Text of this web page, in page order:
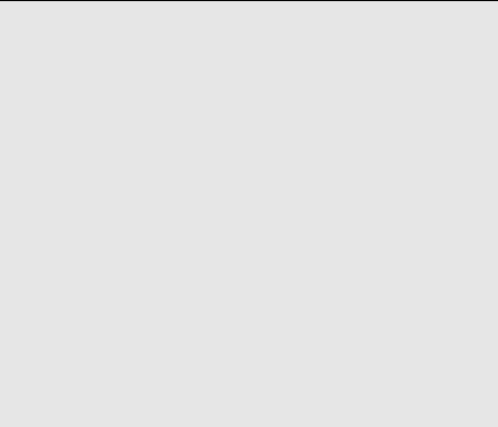
Download
Next
Previous